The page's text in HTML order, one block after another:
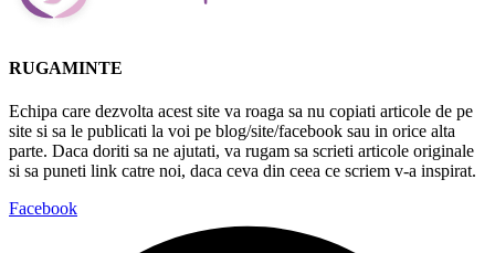
RUGAMINTE
Echipa care dezvolta acest site va roaga sa nu copiati articole de pe
site si sa le publicati la voi pe blog/site/facebook sau in orice alta
parte. Daca doriti sa ne ajutati, va rugam sa scrieti articole originale
si sa puneti link catre noi, daca ceva din ceea ce scriem v-a inspirat.
Facebook